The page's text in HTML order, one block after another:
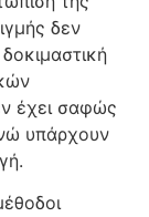
δεν
έχει σαφώς
υπάρχουν